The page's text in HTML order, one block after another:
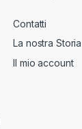
Contatti
La nostra Storia
Il mio account